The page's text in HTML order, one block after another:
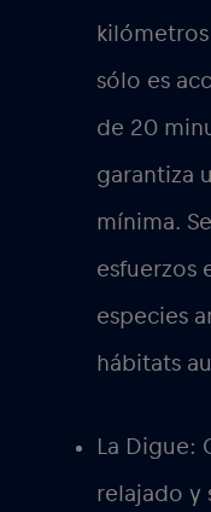
sólo es
de 20
garantiza
mínima.
esfuerzos
especies
hábitats
La Digue:
relajado y